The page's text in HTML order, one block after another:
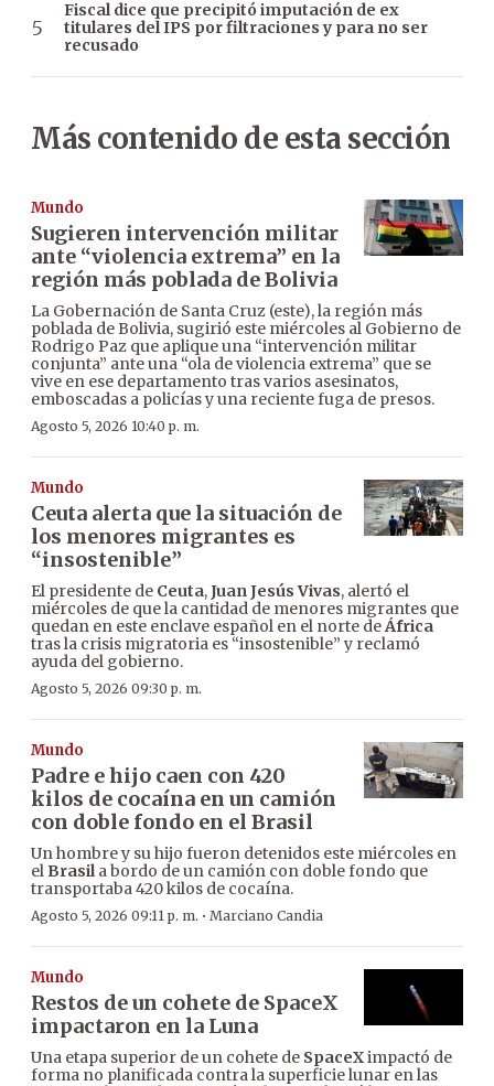
Fiscal dice que precipitó imputación de ex
titulares del IPS por filtraciones y para no ser
recusado
Más contenido de esta sección
Mundo
Sugieren intervención militar
ante “violencia extrema” en la
región más poblada de Bolivia
La Gobernación de Santa Cruz (este), la región más
poblada de Bolivia, sugirió este miércoles al Gobierno de
Rodrigo Paz que aplique una “intervención militar
conjunta” ante una “ola de violencia extrema” que se
vive en ese departamento tras varios asesinatos,
emboscadas a policías y una reciente fuga de presos.
Agosto 5, 2026 10:40 p. m.
Mundo
Ceuta alerta que la situación de
los menores migrantes es
“insostenible”
El presidente de Ceuta,Juan Jesús Vivas, alertó el
miércoles de que la cantidad de menores migrantes que
quedan en este enclave español en el norte deÁfrica
tras la crisis migratoria es “insostenible” y reclamó
ayuda del gobierno.
Agosto 5, 2026 09:30 p. m.
Mundo
Padre e hijo caen con 420
kilos de cocaína en un camión
con doble fondo en el Brasil
Un hombre y su hijo fueron detenidos este miércoles en
el Brasila bordo de un camión con doble fondo que
transportaba 420 kilos de cocaína.
Agosto 5, 2026 09:11 p. m. · Marciano Candia
Mundo
Restos de un cohete de SpaceX
impactaron en la Luna
Una etapa superior de un cohete de SpaceXimpactó de
forma no planificada contra la superficie lunar en las